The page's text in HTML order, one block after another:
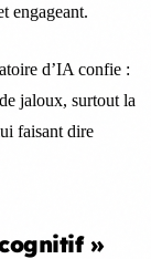
engageant.
d’IA confie :
jaloux, surtout la
faisant dire
»